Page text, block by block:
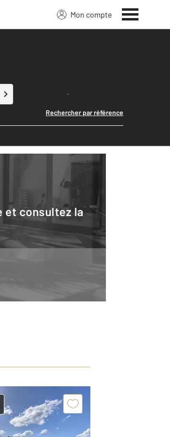
Mon compte
Lancer ma recherche
Rechercher par référence